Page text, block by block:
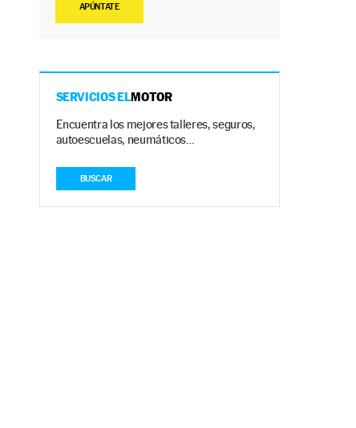
APÚNTATE
SERVICIOS ELMOTOR
Encuentra los mejores talleres, seguros,
autoescuelas, neumáticos…
BUSCAR